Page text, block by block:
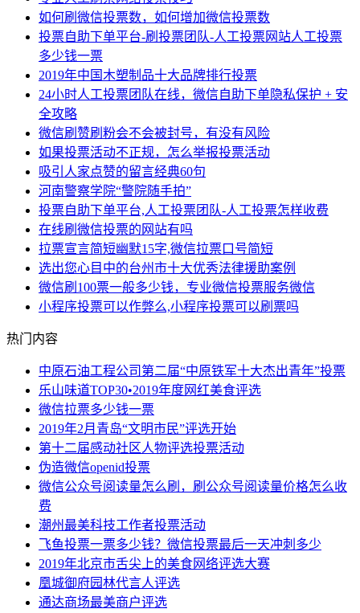
如何刷微信投票数，如何增加微信投票数
投票自助下单平台-刷投票团队-人工投票网站人工投票
多少钱一票
2019年中国木塑制品十大品牌排行投票
24小时人工投票团队在线，微信自助下单隐私保护 + 安
全攻略
微信刷赞刷粉会不会被封号，有没有风险
如果投票活动不正规，怎么举报投票活动
吸引人家点赞的留言经典60句
河南警察学院“警院随手拍”
投票自助下单平台,人工投票团队-人工投票怎样收费
在线刷微信投票的网站有吗
拉票宣言简短幽默15字,微信拉票口号简短
选出您心目中的台州市十大优秀法律援助案例
微信刷100票一般多少钱，专业微信投票服务微信
小程序投票可以作弊么,小程序投票可以刷票吗
热门内容
中原石油工程公司第二届“中原铁军十大杰出青年”投票
乐山味道TOP30•2019年度网红美食评选
微信拉票多少钱一票
2019年2月青岛“文明市民”评选开始
第十二届感动社区人物评选投票活动
伪造微信openid投票
微信公众号阅读量怎么刷，刷公众号阅读量价格怎么收
费
潮州最美科技工作者投票活动
飞鱼投票一票多少钱？微信投票最后一天冲刺多少
2019年北京市舌尖上的美食网络评选大赛
凰城御府园林代言人评选
通达商场最美商户评选